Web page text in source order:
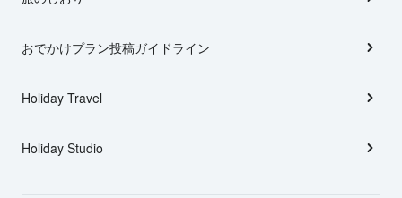
おでかけプラン投稿ガイドライン
Holiday Travel
Holiday Studio